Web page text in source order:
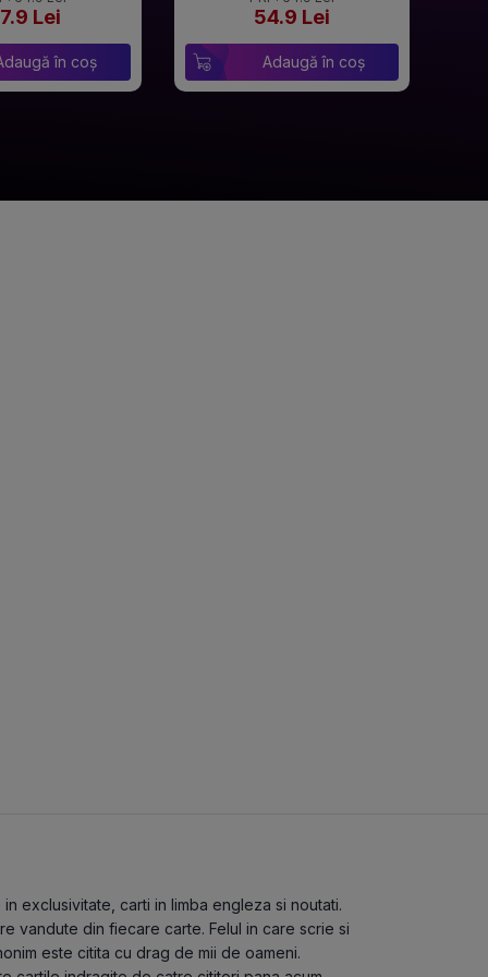
Lei
în coș
54.9 Lei
Adaugă în coș
exclusivitate, carti in limba engleza si noutati.
vandute din fiecare carte. Felul in care scrie si
este citita cu drag de mii de oameni.